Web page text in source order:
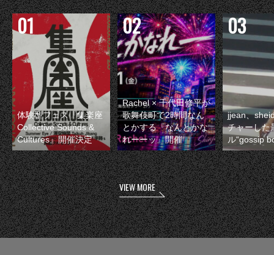
体験型フェス『集楽座
Collective Sounds &
Cultures』開催決定
Rachel × 千代田修平が
歌舞伎町で2時間なん
とかする『なんとかな
れーーッ』開催
jjean、
チャーした
ル“gossip
VIEW MORE